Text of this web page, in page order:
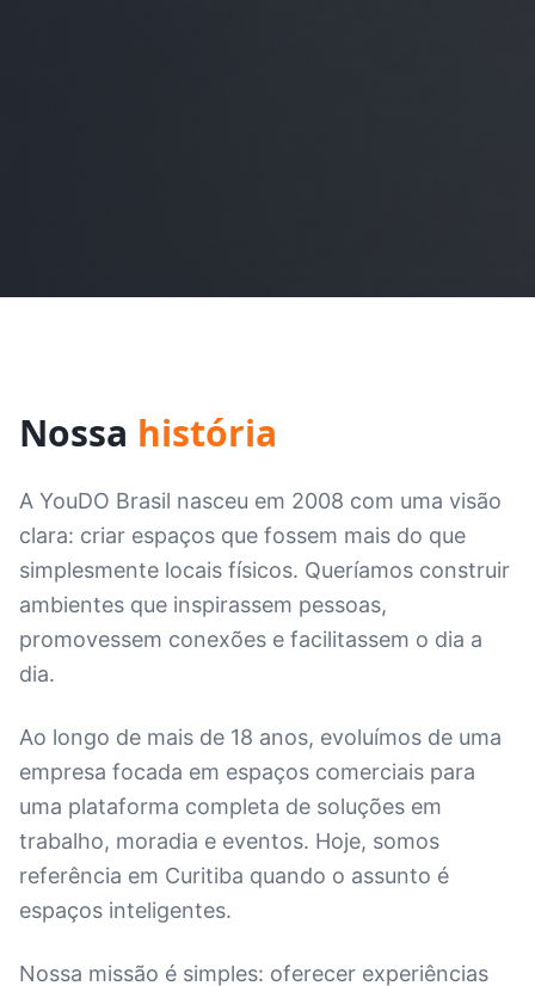
Nossa história
A YouDO Brasil nasceu em 2008 com uma visão
clara: criar espaços que fossem mais do que
simplesmente locais físicos. Queríamos construir
ambientes que inspirassem pessoas,
promovessem conexões e facilitassem o dia a
dia.
Ao longo de mais de 18 anos, evoluímos de uma
empresa focada em espaços comerciais para
uma plataforma completa de soluções em
trabalho, moradia e eventos. Hoje, somos
referência em Curitiba quando o assunto é
espaços inteligentes.
Nossa missão é simples: oferecer experiências